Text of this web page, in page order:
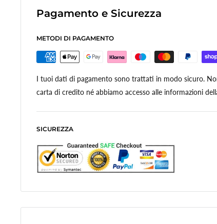
Pagamento e Sicurezza
METODI DI PAGAMENTO
I tuoi dati di pagamento sono trattati in modo sicuro.
carta di credito né abbiamo accesso alle informazioni
SICUREZZA